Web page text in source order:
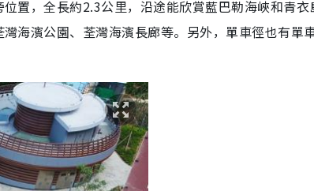
置，全長約2.3公里，沿途能欣賞藍巴勒海峽和青衣
海濱公園、荃灣海濱長廊等。另外，單車徑也有單